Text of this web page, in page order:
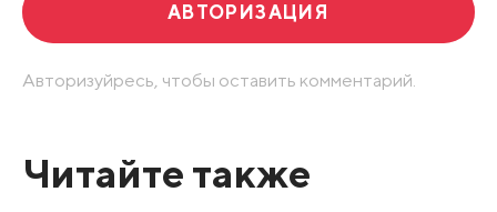
АВТОРИЗАЦИЯ
Авторизуйресь, чтобы оставить комментарий.
Читайте также